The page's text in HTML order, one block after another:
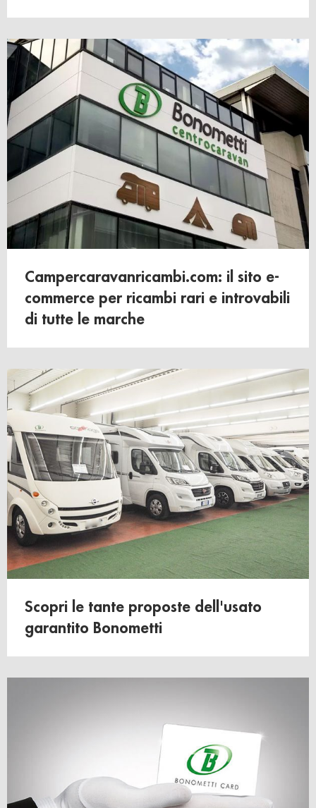
Campercaravanricambi.com: il sito e-
commerce per ricambi rari e introvabili
di tutte le marche
Scopri le tante proposte dell'usato
garantito Bonometti